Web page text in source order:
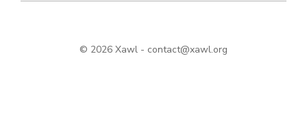
© 2026 Xawl - contact@xawl.org